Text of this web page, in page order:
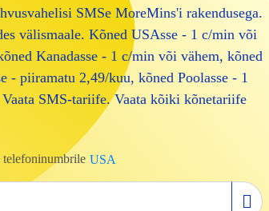
SMSe MoreMins'i rakendusega.
välismaale. Kõned USAsse - 1 c/min või
Kanadasse - 1 c/min või vähem, kõned
- piiramatu 2,49/kuu, kõned Poolasse - 1
SMS-tariife. Vaata kõiki kõnetariife
telefoninumbrile USA